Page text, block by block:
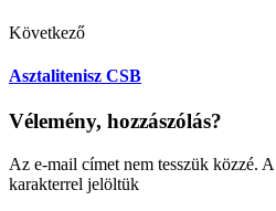
Következő
Asztalitenisz CSB
Vélemény, hozzászólás?
Az e-mail címet nem tesszük közzé.
karakterrel jelöltük